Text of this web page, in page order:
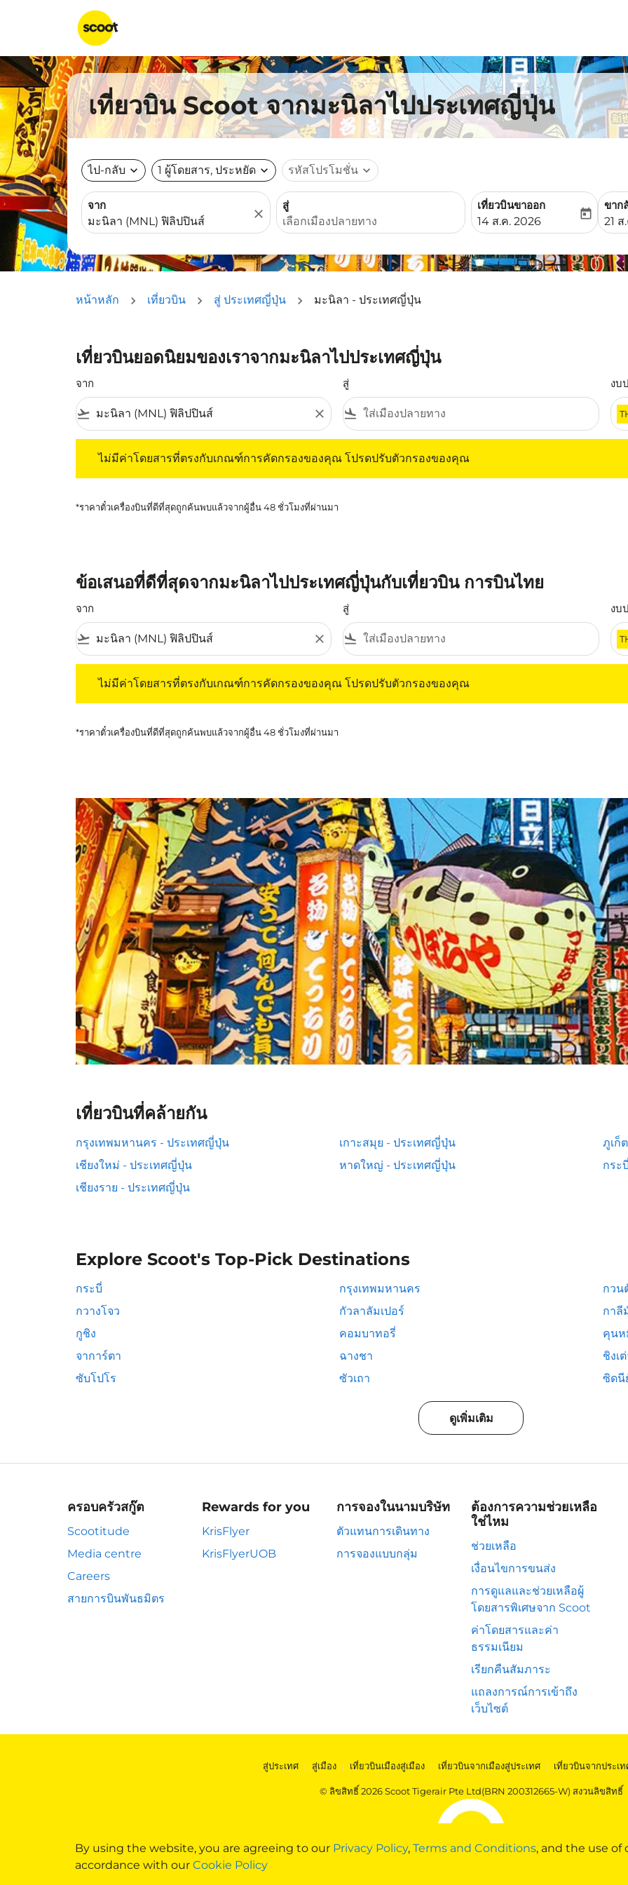
By using the website, you are agreeing to our Privacy Policy, Terms and Conditions, and the use of
accordance with our Cookie Policy
เที่ยวบิน Scoot จากมะนิลาไปประเทศญี่ปุ่น
ไป-กลับ expand_more 1 ผู้โดยสาร, ประหยัด expand_more รหัสโปรโมชั่น expand_more
จาก
close
สู่
เที่ยวบินขาออก
fc-booking-departure-
14 ส.ค. 2026
today
ขาก
fc-
21
หน้าหลัก เที่ยวบิน สู่ ประเทศญี่ปุ่น มะนิลา - ประเทศญี่ปุ่น
เที่ยวบินยอดนิยมของเราจากมะนิลาไปประเทศญี่ปุ่น
จาก
flight_takeoff close
สู่
flight_land
งบ
ไม่มีค่าโดยสารที่ตรงกับเกณฑ์การคัดกรองของคุณ โปรดปรับตัวกรองของคุณ
*ราคาตั๋วเครื่องบินที่ดีที่สุดถูกค้นพบแล้วจากผู้อื่น 48 ชั่วโมงที่ผ่านมา
ข้อเสนอที่ดีที่สุดจากมะนิลาไปประเทศญี่ปุ่นกับเที่ยวบิน การบินไทย
จาก
flight_takeoff close
สู่
flight_land
งบ
ไม่มีค่าโดยสารที่ตรงกับเกณฑ์การคัดกรองของคุณ โปรดปรับตัวกรองของคุณ
*ราคาตั๋วเครื่องบินที่ดีที่สุดถูกค้นพบแล้วจากผู้อื่น 48 ชั่วโมงที่ผ่านมา
เที่ยวบินที่คล้ายกัน
กรุงเทพมหานคร - ประเทศญี่ปุ่น เกาะสมุย - ประเทศญี่ปุ่น
ภูเก็
เชียงใหม่ - ประเทศญี่ปุ่น
หาดใหญ่ - ประเทศญี่ปุ่น
กระ
เชียงราย - ประเทศญี่ปุ่น
Explore Scoot's Top-Pick Destinations
กระบี่ กรุงเทพมหานคร
กวน
กวางโจว
กัวลาลัมเปอร์
กาลี
กูชิง
คอมบาทอรี่
คุนห
จาการ์ตา
ฉางชา
ชิงเ
ซับโปโร
ซัวเถา ซิดนี
ดูเพิ่มเติม
ครอบครัวสกู๊ต
Scootitude
Media centre
Careers
สายการบินพันธมิตร
Rewards for you
KrisFlyer
KrisFlyerUOB
การจองในนามบริษัท
ตัวแทนการเดินทาง
การจองแบบกลุ่ม
ต้องการความช่วยเหลือ
ใช่ไหม
ช่วยเหลือ
เงื่อนไขการขนส่ง
การดูแลและช่วยเหลือผู้
โดยสารพิเศษจาก Scoot
ค่าโดยสารและค่า
ธรรมเนียม
เรียกคืนสัมภาระ
แถลงการณ์การเข้าถึง
เว็บไซต์
สู่ประเทศ | สู่เมือง | เที่ยวบินเมืองสู่เมือง | เที่ยวบินจากเมืองสู่ประเทศ | เที่ยวบินจากประเท
© ลิขสิทธิ์ 2026 Scoot Tigerair Pte Ltd(BRN 200312665-W) สงวนลิขสิทธิ์